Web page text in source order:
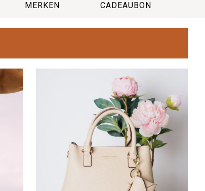
MERKEN CADEAUBON